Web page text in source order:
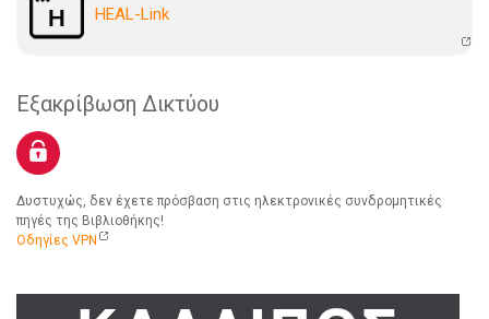
HEAL-Link
Εξακρίβωση Δικτύου
Δυστυχώς, δεν έχετε πρόσβαση στις ηλεκτρονικές συνδρομητικές
πηγές της Βιβλιοθήκης!
Οδηγίες VPN